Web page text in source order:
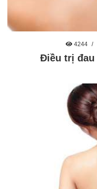
4244
Điều trị đau